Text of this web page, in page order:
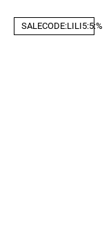
SALECODE:LILI5:5:%